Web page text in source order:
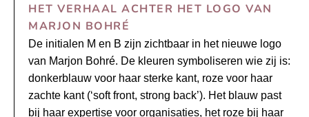
HET VERHAAL ACHTER HET LOGO VAN
MARJON BOHRÉ
De initialen M en B zijn zichtbaar in het nieuwe logo
van Marjon Bohré. De kleuren symboliseren wie zij is:
donkerblauw voor haar sterke kant, roze voor haar
zachte kant (‘soft front, strong back’). Het blauw past
bij haar expertise voor organisaties, het roze bij haar